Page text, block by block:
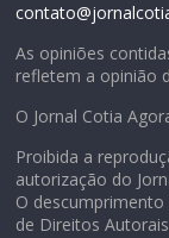
As opiniões
refletem a opinião
O Jornal Cotia
Proibida a
autorização do
O
de Direitos